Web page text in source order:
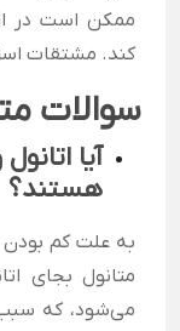
ممکن است در
کند. مشتقات
سوالات
آیا
هستند؟
به علت کم بودن
متانول بجای
می‌شود، که